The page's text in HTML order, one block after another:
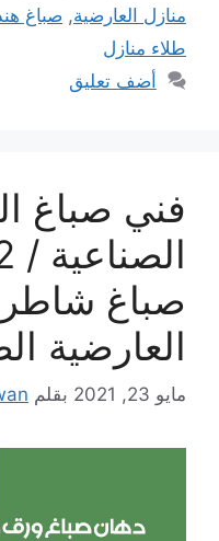
منازل العارضية, صباغ
طلاء منازل
أضف تعليق
فني صباغ
صباغ
العارضية
مايو 23, 2021 بقلم